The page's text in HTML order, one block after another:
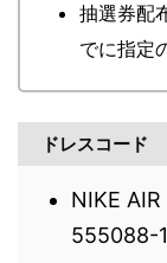
抽選券配
でに指定
ドレスコード
NIKE
555088-